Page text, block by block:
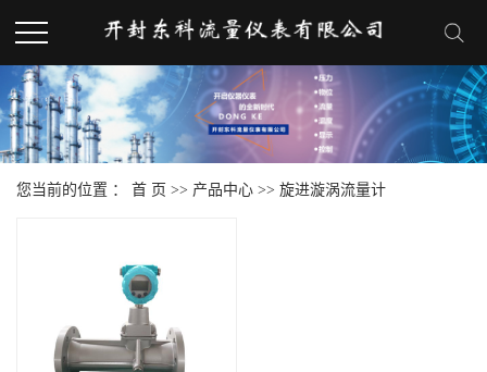
您当前的位置 ： 首 页 >> 产品中心 >> 旋进漩涡流量计